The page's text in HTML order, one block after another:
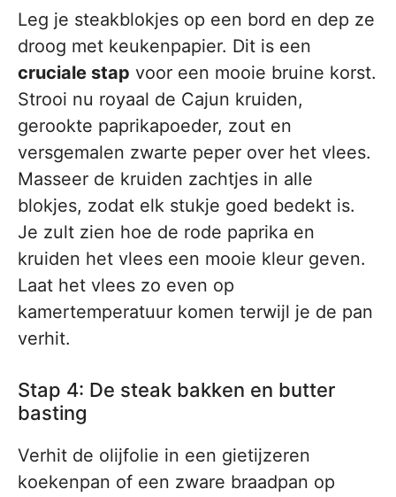
Leg je steakblokjes op een bord en dep ze
droog met keukenpapier. Dit is een
cruciale stap voor een mooie bruine korst.
Strooi nu royaal de Cajun kruiden,
gerookte paprikapoeder, zout en
versgemalen zwarte peper over het vlees.
Masseer de kruiden zachtjes in alle
blokjes, zodat elk stukje goed bedekt is.
Je zult zien hoe de rode paprika en
kruiden het vlees een mooie kleur geven.
Laat het vlees zo even op
kamertemperatuur komen terwijl je de pan
verhit.
Stap 4: De steak bakken en butter
basting
Verhit de olijfolie in een gietijzeren
koekenpan of een zware braadpan op